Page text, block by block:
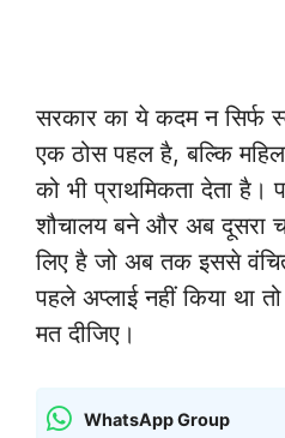
सरकार का ये कदम न सिर्फ
एक ठोस पहल है, बल्कि
को भी प्राथमिकता देता
शौचालय बने और अब दूसरा
लिए है जो अब तक इससे
पहले अप्लाई नहीं किया था
मत दीजिए।
WhatsApp Group